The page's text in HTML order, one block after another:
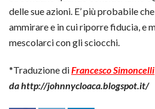
delle sue azioni. E’ più probabile
ammirare e in cui riporre fiducia, e
mescolarci con gli sciocchi.
*Traduzione diFrancesco Simoncelli
da http://johnnycloaca.blogspot.it/